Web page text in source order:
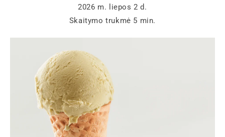
2026 m. liepos 2 d.
Skaitymo trukmė 5 min.